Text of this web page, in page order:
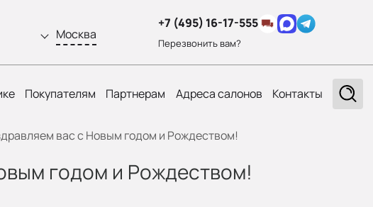
Москва
+7 (495) 16-17-555
Перезвонить вам?
Покупателям Партнерам Адреса салонов Контакты
вас с Новым годом и Рождеством!
годом и Рождеством!